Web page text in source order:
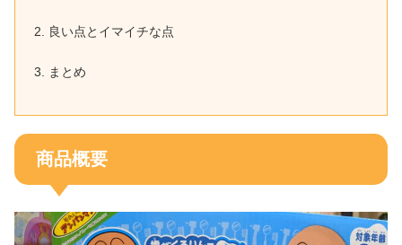
良い点とイマイチな点
まとめ
商品概要